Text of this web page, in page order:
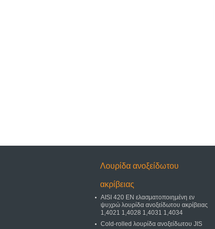
Λουρίδα ανοξείδωτου
ακρίβειας
AISI 420 EN ελασματοποιημένη εν
ψυχρώ λουρίδα ανοξείδωτου ακρίβειας
1,4021 1,4028 1,4031 1,4034
Cold-rolled λουρίδα ανοξείδωτου JIS